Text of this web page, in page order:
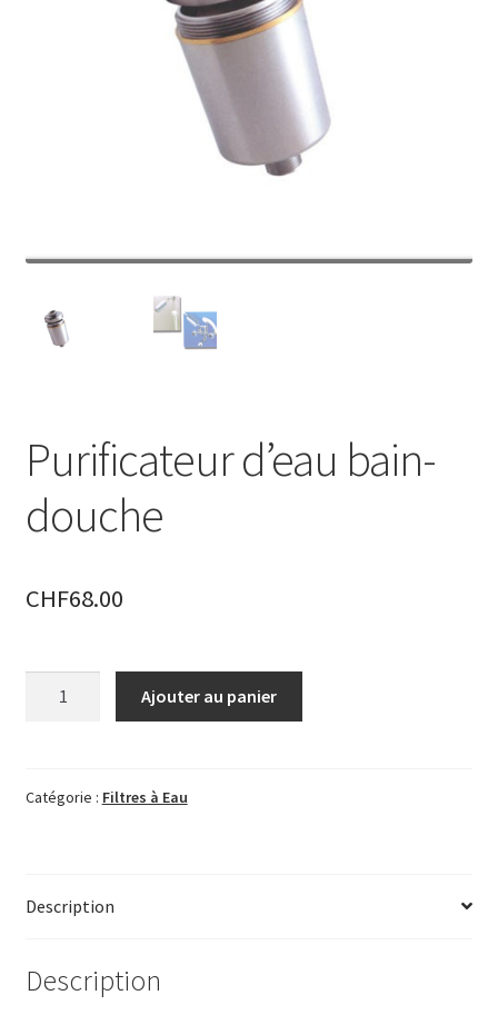
Purificateur d’eau bain-
douche
CHF68.00
bain-
Ajouter au panier
Catégorie : Filtres à Eau
Description
Description